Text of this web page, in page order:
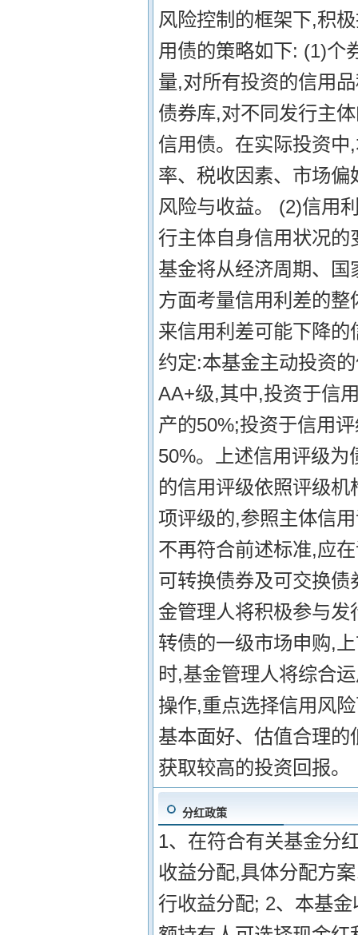
风险控制的框架下,积
用债的策略如下: (1)个
量,对所有投资的信用
债券库,对不同发行主
信用债。在实际投资
率、税收因素、市场
风险与收益。 (2)信用
行主体自身信用状况
基金将从经济周期、
方面考量信用利差的
来信用利差可能下降
约定:本基金主动投资
AA+级,其中,投资于信
产的50%;投资于信用
50%。上述信用评级
的信用评级依照评级
项评级的,参照主体信
不再符合前述标准,应
可转换债券及可交换
金管理人将积极参与
转债的一级市场申购,
时,基金管理人将综合
操作,重点选择信用风
基本面好、估值合理
获取较高的投资回报。
分红政策
1、在符合有关基金分
收益分配,具体分配方
行收益分配; 2、本基